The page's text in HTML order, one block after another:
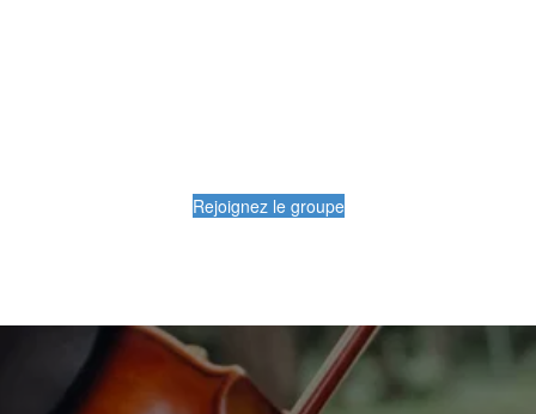
Rejoignez le groupe